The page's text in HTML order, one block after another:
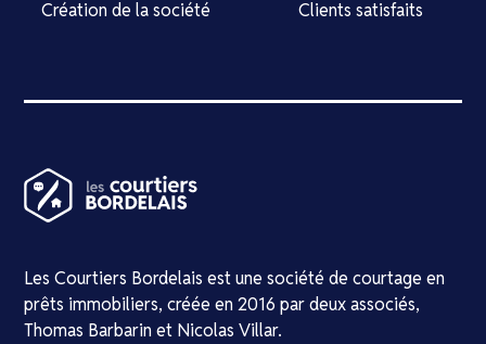
Création de la société Clients satisfaits
Les Courtiers Bordelais est une société de courtage en
prêts immobiliers, créée en 2016 par deux associés,
Thomas Barbarin et Nicolas Villar.